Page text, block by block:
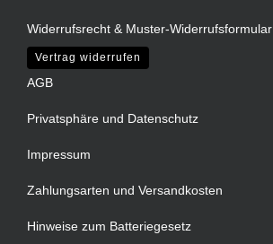
Widerrufsrecht & Muster-Widerrufsformular
Vertrag widerrufen
AGB
Privatsphäre und Datenschutz
Impressum
Zahlungsarten und Versandkosten
Hinweise zum Batteriegesetz